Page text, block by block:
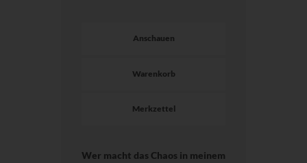
Anschauen
Warenkorb
Merkzettel
Wer macht das Chaos in meinem